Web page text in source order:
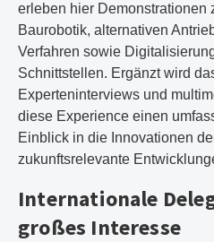
erleben hier Demonstrationen
Baurobotik, alternativen
Verfahren sowie
Schnittstellen. Ergänzt wird
Experteninterviews und
diese Experience einen
Einblick in die Innovationen
zukunftsrelevante
Internationale
großes Interesse